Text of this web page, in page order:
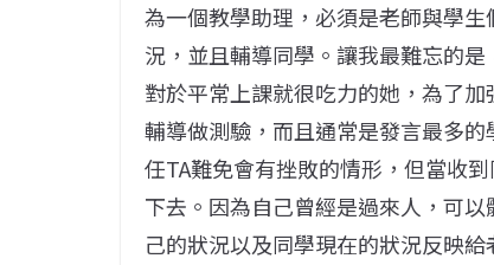
為一個教學助理，必須是老師與學
況，並且輔導同學。讓我最難忘的
對於平常上課就很吃力的她，為了
輔導做測驗，而且通常是發言最多
任TA難免會有挫敗的情形，但當收
下去。因為自己曾經是過來人，可
己的狀況以及同學現在的狀況反映